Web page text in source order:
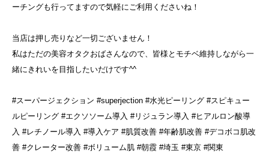
ーチングも行ってますので気軽にご利用くださいね！
当店は押し売りなど一切ございません！
私はただの美容オタクおばさんなので、皆様とモチベ維持しながら一
緒にきれいを目指したいだけです^^
#スーパージェクション #superjection #水光ピーリング #スピキュー
ルピーリング #エクソソーム導入 #リジュラン導入 #ヒアルロン酸導
入 #レチノール導入 #導入ケア #肌質改善 #年齢肌改善 #デコボコ肌改
善 #クレーター改善 #ボリューム肌 #朝霞 #埼玉 #東京 #関東